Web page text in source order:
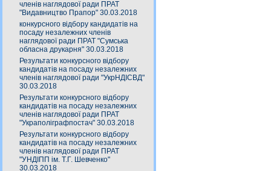
членів наглядової ради ПРАТ
"Видавництво Прапор" 30.03.2018
конкурсного відбору кандидатів на
посаду незалежних членів
наглядової ради ПРАТ "Сумська
обласна друкарня" 30.03.2018
Результати конкурсного відбору
кандидатів на посаду незалежних
членів наглядової ради "УкрНДІСВД"
30.03.2018
Результати конкурсного відбору
кандидатів на посаду незалежних
членів наглядової ради ПРАТ
"Украполіграфпостач" 30.03.2018
Результати конкурсного відбору
кандидатів на посаду незалежних
членів наглядової ради ПРАТ
"УНДІПП ім. Т.Г. Шевченко"
30.03.2018